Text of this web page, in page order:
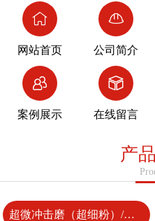
网站首页 公司简介
案例展示 在线留言
产
超微冲击磨（超细粉）/整形机